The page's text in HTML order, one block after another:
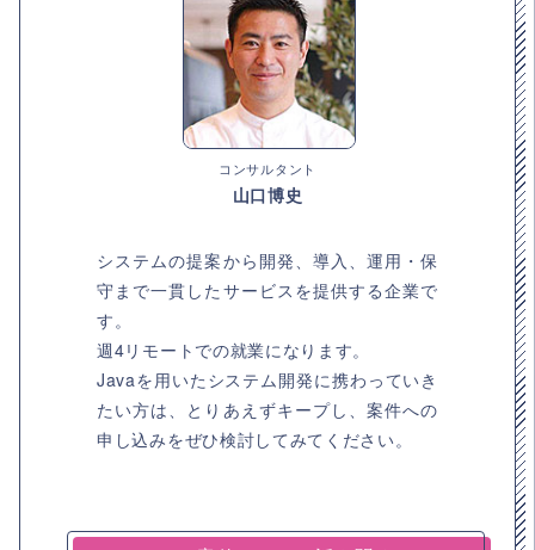
コンサルタント
山口博史
システムの提案から開発、導入、運用・保
守まで一貫したサービスを提供する企業で
す。
週4リモートでの就業になります。
Javaを用いたシステム開発に携わっていき
たい方は、とりあえずキープし、案件への
申し込みをぜひ検討してみてください。